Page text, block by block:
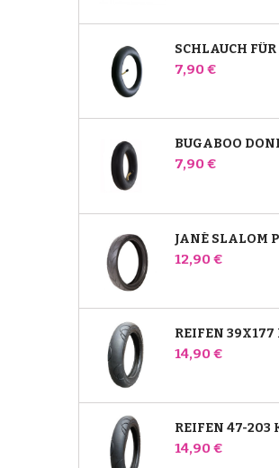
Preis
7,90 €
Preis
7,90 €
Preis
12,90 €
Preis
14,90 €
Preis
14,90 €